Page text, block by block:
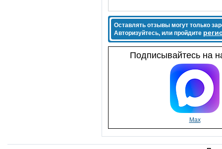
Оставлять отзывы могут только
Авторизуйтесь, или пройдите
Подписывайтесь на
Max